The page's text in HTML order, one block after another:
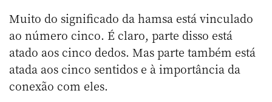
Muito do significado da hamsa está vinculado
ao número cinco. É claro, parte disso está
atado aos cinco dedos. Mas parte também está
atada aos cinco sentidos e à importância da
conexão com eles.